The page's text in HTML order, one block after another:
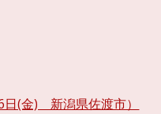
(金) 新潟県佐渡市）